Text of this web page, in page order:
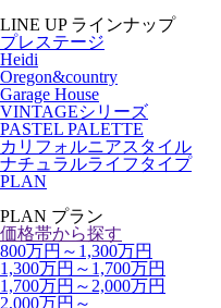
LINE UP ラインナップ
プレステージ
Heidi
Oregon&country
Garage House
VINTAGEシリーズ
PASTEL PALETTE
カリフォルニアスタイル
ナチュラルライフタイプ
PLAN
PLAN プラン
価格帯から探す
800万円～1,300万円
1,300万円～1,700万円
1,700万円～2,000万円
2,000万円～